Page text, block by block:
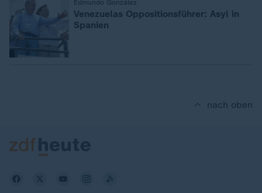
Edmundo González
Venezuelas Oppositionsführer: Asyl in
Spanien
nach oben